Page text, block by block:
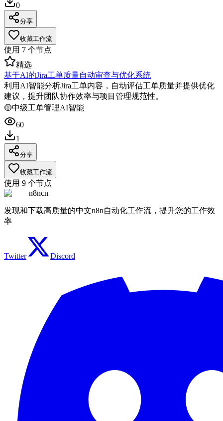
0
分享
收藏工作流
使用 7 个节点
精选
基于AI的Jira工单质量自动审查与优化系统
利用AI智能分析Jira工单内容，自动评估工单质量并提供优化
建议，提升团队协作效率与项目管理规范性。
🟡中级工单管理AI智能
60
1
分享
收藏工作流
使用 9 个节点
n8ncn
发现和下载高质量的中文n8n自动化工作流，提升您的工作效
率
Twitter Discord